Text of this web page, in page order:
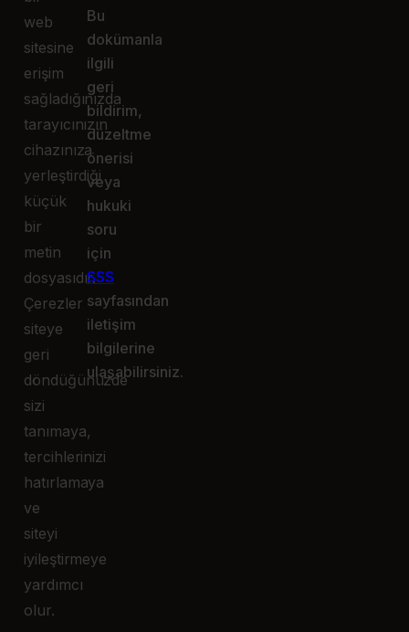
web
sitesine
erişim
sağladığınızda
tarayıcınızın
cihazınıza
yerleştirdiği
küçük
bir
metin
dosyasıdır.
Çerezler
siteye
geri
döndüğünüzde
sizi
tanımaya,
tercihlerinizi
hatırlamaya
ve
siteyi
iyileştirmeye
yardımcı
olur.
Bu
dokümanla
ilgili
geri
bildirim,
düzeltme
önerisi
veya
hukuki
soru
için
SSS
sayfasından
iletişim
bilgilerine
ulaşabilirsiniz.